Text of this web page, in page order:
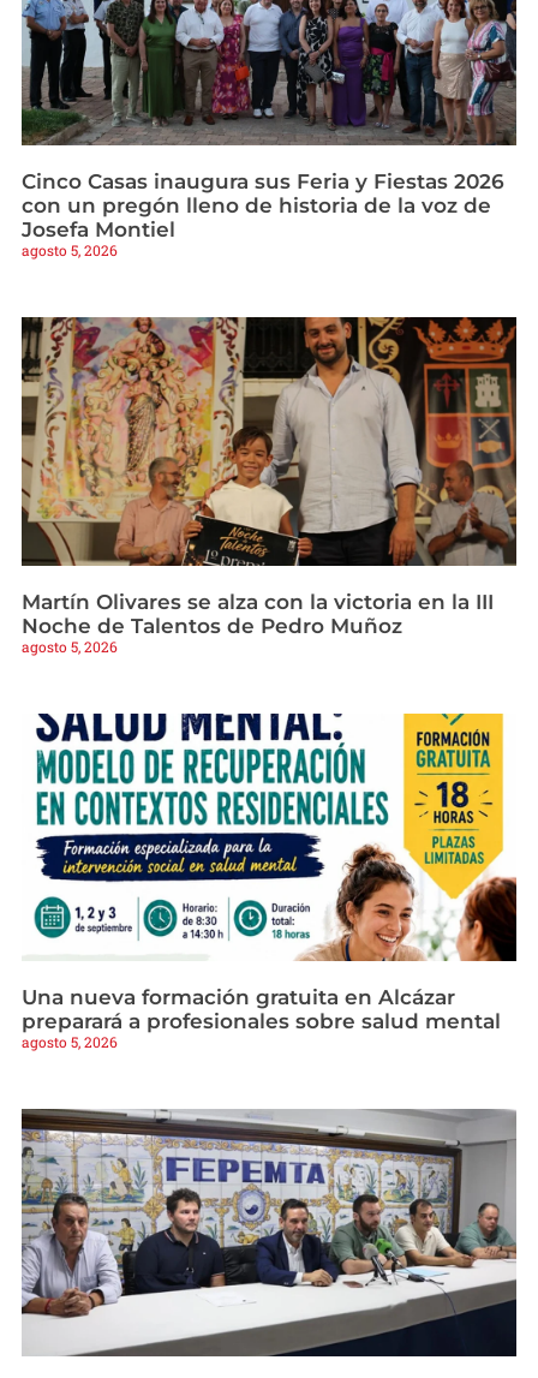
Cinco Casas inaugura sus Feria y Fiestas 2026
con un pregón lleno de historia de la voz de
Josefa Montiel
agosto 5, 2026
Martín Olivares se alza con la victoria en la III
Noche de Talentos de Pedro Muñoz
agosto 5, 2026
Una nueva formación gratuita en Alcázar
preparará a profesionales sobre salud mental
agosto 5, 2026